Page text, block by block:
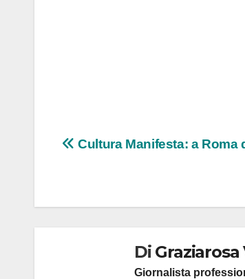
Navigazione
Cultura Manifesta: a Roma
Di
Giornalista